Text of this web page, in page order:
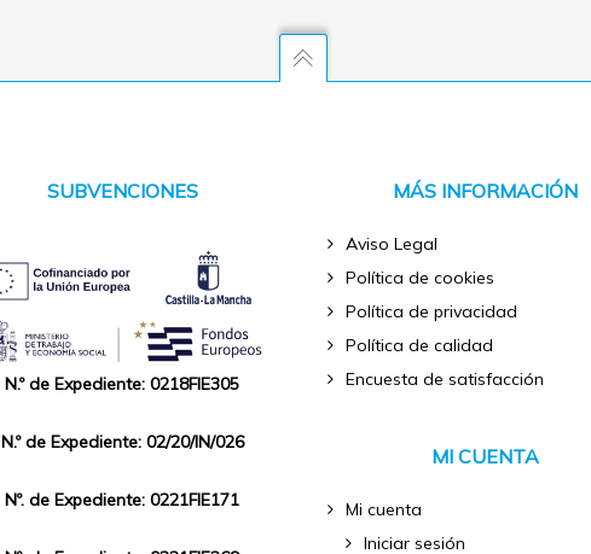
SUBVENCIONES
N.º de Expediente: 0218FIE305
N.º de Expediente: 02/20/IN/026
Nº. de Expediente: 0221FIE171
MÁS INFORMACIÓN
Aviso Legal
Política de cookies
Política de privacidad
Política de calidad
Encuesta de satisfacción
MI CUENTA
Mi cuenta
Iniciar sesión